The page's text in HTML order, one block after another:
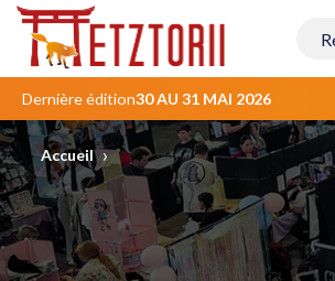
Contenu
principal
Dernière édition30 AU 31 MAI 2026
Accueil ›